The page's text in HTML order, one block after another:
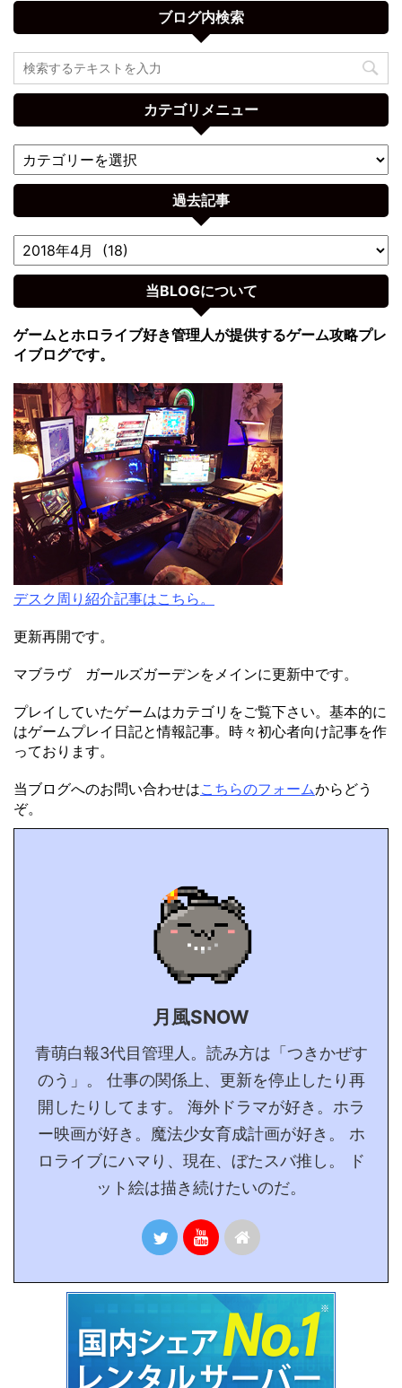
ブログ内検索
カテゴリメニュー
過去記事
当BLOGについて
ゲームとホロライブ好き管理人が提供するゲーム攻略プレ
イブログです。
デスク周り紹介記事はこちら。
更新再開です。
マブラヴ ガールズガーデンをメインに更新中です。
プレイしていたゲームはカテゴリをご覧下さい。基本的に
はゲームプレイ日記と情報記事。時々初心者向け記事を作
っております。
当ブログへのお問い合わせはこちらのフォームからどう
ぞ。
月風SNOW
青萌白報3代目管理人。読み方は「つきかぜす
のう」。 仕事の関係上、更新を停止したり再
開したりしてます。 海外ドラマが好き。ホラ
ー映画が好き。魔法少女育成計画が好き。 ホ
ロライブにハマり、現在、ぼたスバ推し。 ド
ット絵は描き続けたいのだ。